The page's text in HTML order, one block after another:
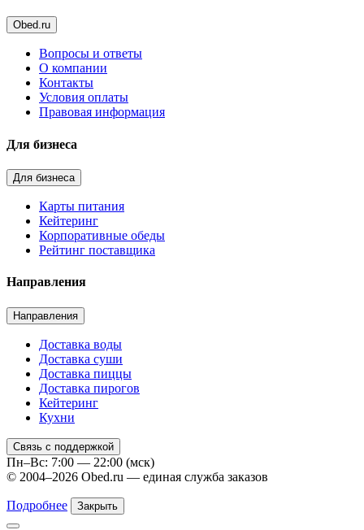
Obed.ru
Вопросы и ответы
О компании
Контакты
Условия оплаты
Правовая информация
Для бизнеса
Для бизнеса
Карты питания
Кейтеринг
Корпоративные обеды
Рейтинг поставщика
Направления
Направления
Доставка воды
Доставка суши
Доставка пиццы
Доставка пирогов
Кейтеринг
Кухни
Связь с поддержкой
Пн–Вс: 7:00 — 22:00 (мск)
© 2004–2026 Obed.ru — единая служба заказов
Подробнее Закрыть